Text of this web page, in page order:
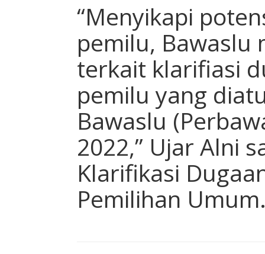
“Menyikapi
pemilu, Bawaslu
terkait klarifiasi
pemilu yang
Bawaslu
2022,” Ujar Alni
Klarifikasi
Pemilihan